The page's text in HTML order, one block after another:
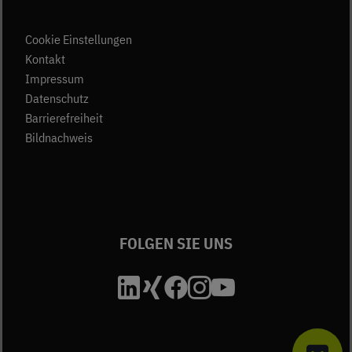
Cookie Einstellungen
Kontakt(öffnet in neuem Tab)
Impressum
Datenschutz
Barrierefreiheit
Bildnachweis
FOLGEN SIE UNS
Die Unfallkasse
Die Unfallkasse
Die Unfallkasse
DieDie